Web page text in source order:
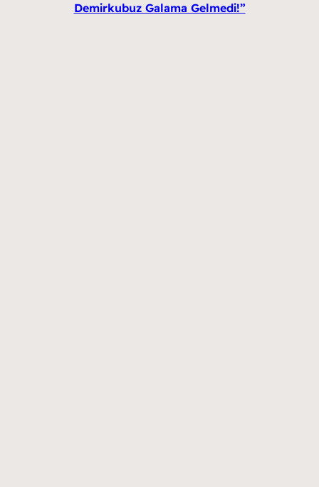
Demirkubuz Galama Gelmedi!”